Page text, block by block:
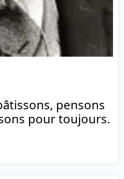
pensons
pour toujours.